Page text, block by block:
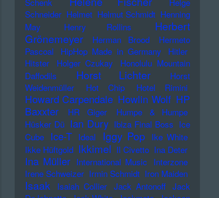
Schneider Helmet Helmut Schmidt Henning
May
Henry Rollins
Herbert
Grönemeyer
Herman Brood
Hermeto
Pascoal
HipHop Made in Germany
Hitler
Hitster
Holger Czukay
Honolulu Mountain
Daffodils
Horst Lichter
Horst
Weidenmüller
Hot Chip Hotel Rimini
Howard Carpendale Howlin Wolf HP
Baxxter
HR Giger
Humpe & Humpe
Hüsker Dü Ian Dury Ibiza Final Boss Ice
Cube
Ice-T Ideal Iggy Pop Ike White
Ikke Hüftgold Ikkimel Il Civetto Ina Deter
Ina Müller International Music Interzone
Irene Schweizer Irmin Schmidt Iron Maiden
Isaak Isaiah Collier Jack Antonoff Jack